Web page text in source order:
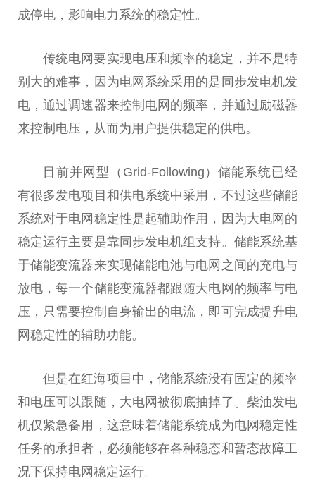
成停电，影响电力系统的稳定性。
传统电网要实现电压和频率的稳定，并不是特
别大的难事，因为电网系统采用的是同步发电机发
电，通过调速器来控制电网的频率，并通过励磁器
来控制电压，从而为用户提供稳定的供电。
目前并网型（Grid-Following）储能系统已经
有很多发电项目和供电系统中采用，不过这些储能
系统对于电网稳定性是起辅助作用，因为大电网的
稳定运行主要是靠同步发电机组支持。储能系统基
于储能变流器来实现储能电池与电网之间的充电与
放电，每一个储能变流器都跟随大电网的频率与电
压，只需要控制自身输出的电流，即可完成提升电
网稳定性的辅助功能。
但是在红海项目中，储能系统没有固定的频率
和电压可以跟随，大电网被彻底抽掉了。柴油发电
机仅紧急备用，这意味着储能系统成为电网稳定性
任务的承担者，必须能够在各种稳态和暂态故障工
况下保持电网稳定运行。